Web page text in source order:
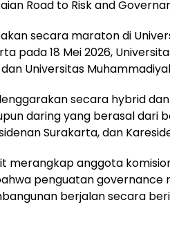
Road to Risk and
secara maraton di
pada 18 Mei 2026,
dan Universitas
secara hybrid
daring yang berasal dari
Surakarta, dan
merangkap anggota
penguatan governance
berjalan secara